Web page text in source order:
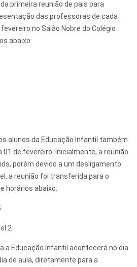
primeira reunião de pais para
das professoras de cada
no Salão Nobre do Colégio
abaixo:
alunos da Educação Infantil também
01 de fevereiro. Inicialmente, a reunião
porém devido a um desligamento
a reunião foi transferida para o
horários abaixo:
2
a Educação Infantil acontecerá no dia
de aula, diretamente para a